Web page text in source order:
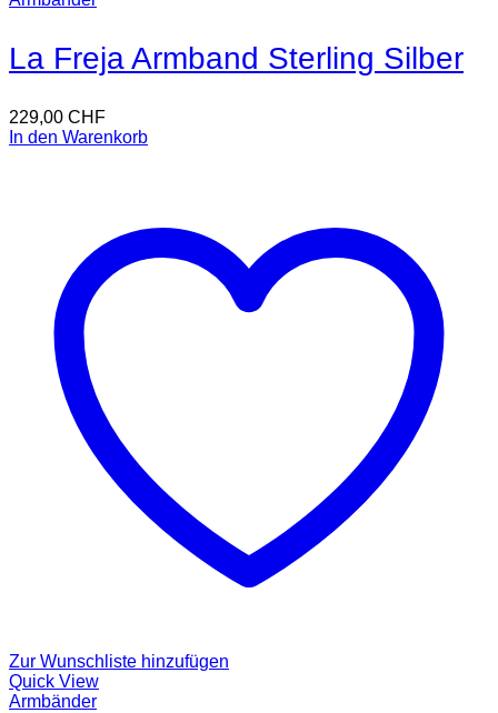
La Freja Armband Sterling Silber
229,00 CHF
In den Warenkorb
Zur Wunschliste hinzufügen
Quick View
Armbänder